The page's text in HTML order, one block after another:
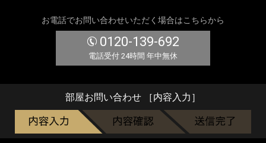
お電話でお問い合わせいただく場合はこちらから
0120-139-692
電話受付 24時間 年中無休
部屋お問い合わせ ［内容入力］